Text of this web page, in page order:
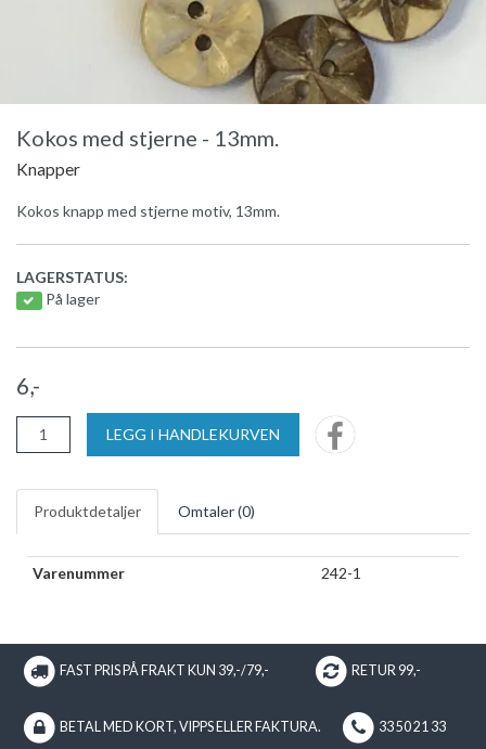
Kokos med stjerne - 13mm.
Knapper
Kokos knapp med stjerne motiv, 13mm.
LAGERSTATUS:
På lager
6,-
LEGG I HANDLEKURVEN
Produktdetaljer Omtaler (0)
Varenummer 242-1
FAST PRIS PÅ FRAKT KUN 39,-/79,- RETUR 99,-
BETAL MED KORT, VIPPS ELLER FAKTURA. 33 50 21 33